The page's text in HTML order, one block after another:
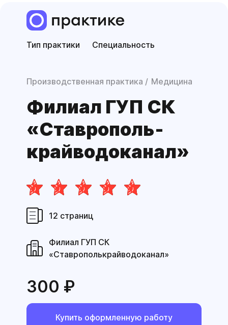
Тип практики Специальность
Производственная практика Медицина
Филиал ГУП СК
«Ставрополь­
крайводо­канал»
12 страниц
Филиал ГУП СК
«Ставрополькрайводоканал»
300 ₽
Купить оформленную работу